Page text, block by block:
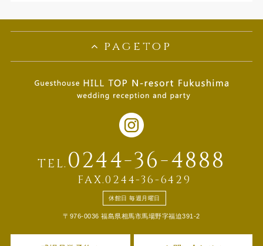
pagetop
TEL. 0244-36-4888
FAX.0244-36-6429
休館日 毎週月曜日
〒976-0036 福島県相馬市馬場野字福迫391-2